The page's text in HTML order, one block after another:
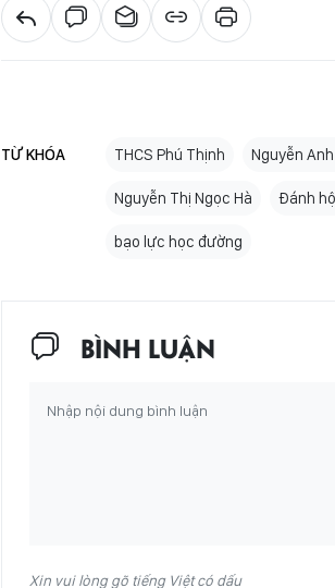
TỪ KHÓA THCS Phú Thịnh Nguyễn
Nguyễn Thị Ngọc Hà Đánh
bạo lực học đường
BÌNH LUẬN
Xin vui lòng gõ tiếng Việt có dấu